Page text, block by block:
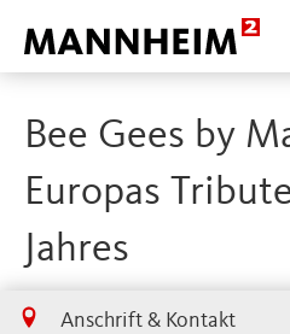
Bee Gees by
Europas
Jahres
Anschrift & Kontakt